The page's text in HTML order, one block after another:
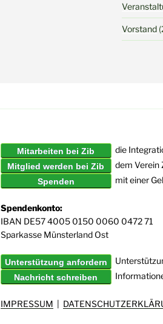
Vorstand
Mitarbeiten bei Zib die
Mitglied werden bei Zib dem Verein
Spenden mit einer
Spendenkonto:
IBAN DE57 4005 0150 0060 0472 71
Sparkasse Münsterland Ost
Unterstützung anfordern
Nachricht schreiben
IMPRESSUM |